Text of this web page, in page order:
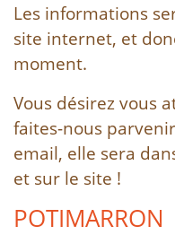
Les informations
site internet, et
moment.
Vous désirez vous
faites-nous
email, elle sera
et sur le site !
POTIMARRON